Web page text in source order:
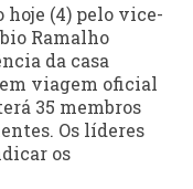
hoje (4) pelo vice-
Ramalho
da casa
viagem oficial
35 membros
Os líderes
os